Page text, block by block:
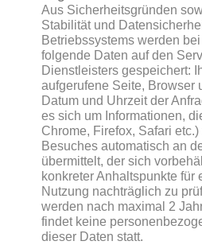
Aus Sicherheitsgründen
Stabilität und
Betriebssystems werden
folgende Daten auf den
Dienstleisters gespeichert:
aufgerufene Seite, Browser
Datum und Uhrzeit der
es sich um Informationen,
Chrome, Firefox, Safari
Besuches automatisch an
übermittelt, der sich
konkreter Anhaltspunkte für
Nutzung nachträglich zu
werden nach maximal 2
findet keine
dieser Daten statt.